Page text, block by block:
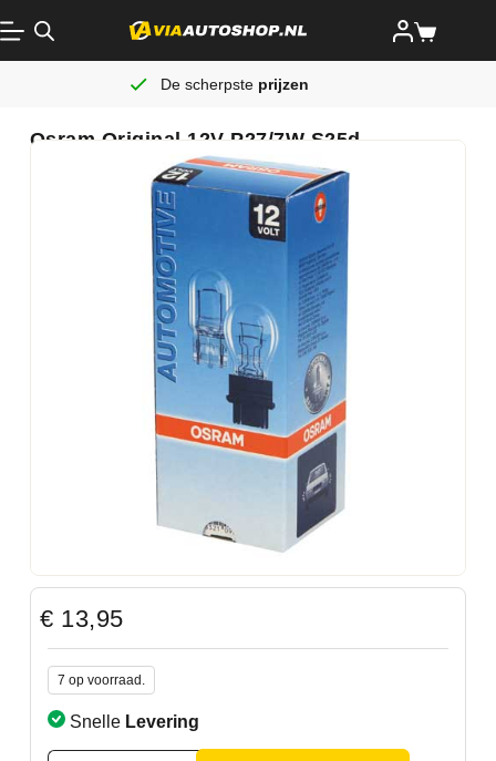
De scherpsteprijzen
Osram Original 12V P27/7W S25d
€ 13,95
7 op voorraad.
Snelle Levering